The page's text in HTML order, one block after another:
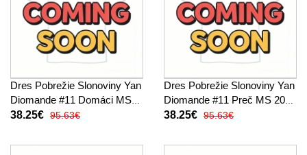
Dres Pobrežie Slonoviny Yan
Diomande #11 Domáci MS
2026 Krátky Rukáv
38.25€ 95.63€
Dres Pobrežie Slonoviny Yan
Diomande #11 Preč MS 2026
Krátky Rukáv
38.25€ 95.63€